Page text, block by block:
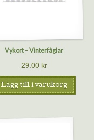
Vykort – Vinterfåglar
29.00 kr
Lägg till i varukorg